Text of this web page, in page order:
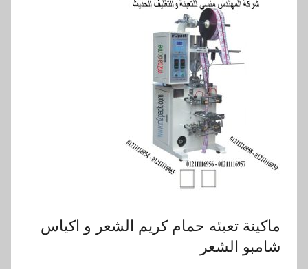
ماكينة تعبئه حمام كريم الشعر و اكياس
شامبو الشعر